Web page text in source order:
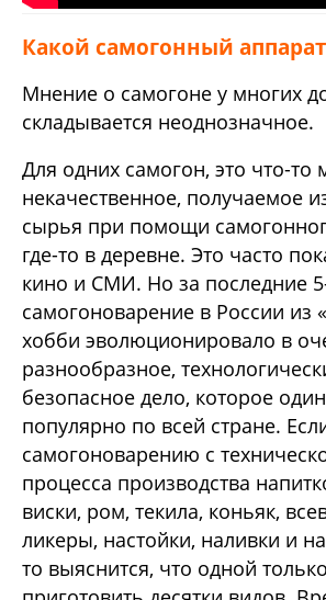
Какой самогонный
Мнение о самогоне у многих
складывается неоднозначное.
Для одних самогон, это что-то
некачественное, получаемое
сырья при помощи
где-то в деревне. Это часто
кино и СМИ. Но за последние
самогоноварение в России из
хобби эволюционировало в
разнообразное,
безопасное дело, которое
популярно по всей стране.
самогоноварению с
процесса производства
виски, ром, текила, коньяк,
ликеры, настойки, наливки и
то выяснится, что одной